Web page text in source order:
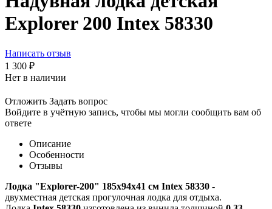
Explorer 200 Intex 58330
Написать отзыв
1 300 ₽
Нет в наличии
Отложить Задать вопрос
Войдите в учётную запись, чтобы мы могли сообщить вам об
ответе
Описание
Особенности
Отзывы
Лодка "Explorer-200" 185х94х41 см Intex 58330 -
двухместная детская прогулочная лодка для отдыха.